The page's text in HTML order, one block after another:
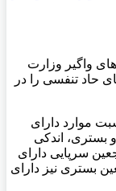
واگیر وزارت
حاد تنفسی را در
در هفته دوم دی ماه ۱۴۰۴، نسبت موارد دارای
بستری، اندکی
درصد از مراجعین سرپایی دارای
از مراجعین بستری نیز دارای